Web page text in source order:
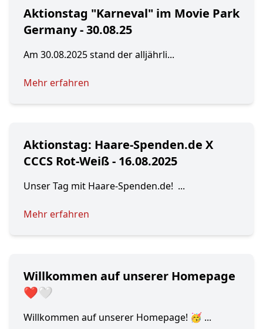
Aktionstag "Karneval" im Movie Park
Germany - 30.08.25
Am 30.08.2025 stand der alljährli...
Mehr erfahren
Aktionstag: Haare-Spenden.de X
CCCS Rot-Weiß - 16.08.2025
Unser Tag mit Haare-Spenden.de! ...
Mehr erfahren
Willkommen auf unserer Homepage
❤️🤍
Willkommen auf unserer Homepage! 🥳 ...